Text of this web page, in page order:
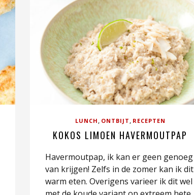
LUNCH , ONTBIJT , RECEPTEN
KOKOS LIMOEN HAVERMOUTPAP
Havermoutpap, ik kan er geen genoeg
van krijgen! Zelfs in de zomer kan ik dit
warm eten. Overigens varieer ik dit wel